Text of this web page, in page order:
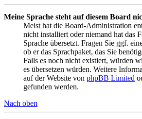
Meine Sprache steht auf diesem Board
Meist hat die Board-Administration
nicht installiert oder niemand hat das
Sprache übersetzt. Fragen Sie ggf.
ob er das Sprachpaket, das Sie
Falls es noch nicht existiert, würden
es übersetzen würden. Weitere
auf der Website von phpBB Limited
gefunden werden.
Nach oben